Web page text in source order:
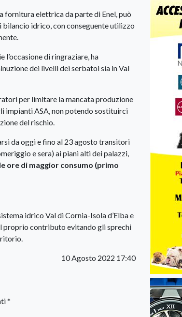
fornitura elettrica da parte di Enel, può
bilancio idrico, con conseguente utilizzo
l’occasione di ringraziare, ha
dei livelli dei serbatoi sia in Val
per limitare la mancata produzione
impianti ASA, non potendo sostituirci
del rischio.
da oggi e fino al 23 agosto transitori
e sera) ai piani alti dei palazzi,
ore di maggior consumo (primo
idrico Val di Cornia-Isola d’Elba e
proprio contributo evitando gli sprechi
10 Agosto 2022 17:40
*